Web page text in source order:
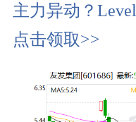
主力异动？
点击领取>>